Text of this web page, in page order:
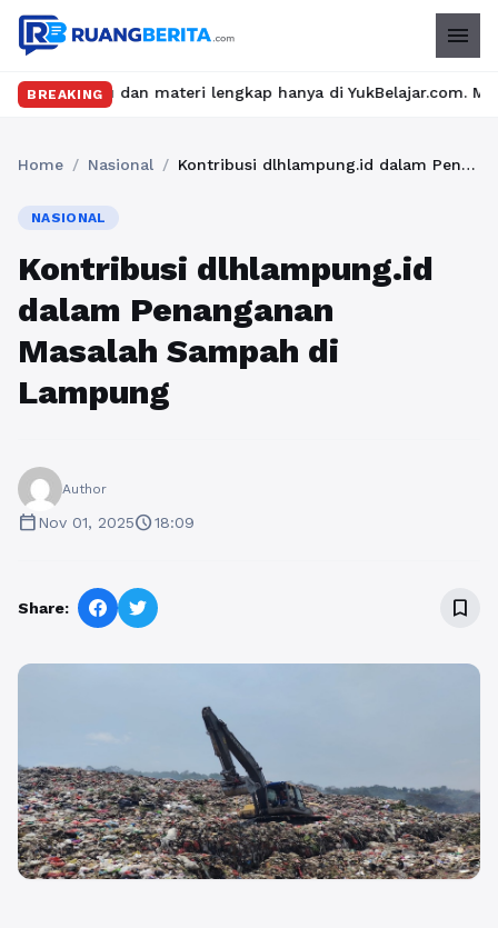
menu
BREAKING
materi lengkap hanya di YukBelajar.com. Mulai langkah
Home / Nasional / Kontribusi dlhlampung.id dalam Penanganan Masalah Sampah di Lampung
NASIONAL
Kontribusi dlhlampung.id
dalam Penanganan
Masalah Sampah di
Lampung
Author
calendar_todayNov 01, 2025schedule18:09
Share: bookmark_border